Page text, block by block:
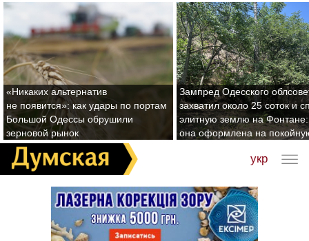
«Никаких альтернатив
не появится»: как удары по портам
Большой Одессы обрушили
зерновой рынок
Зампред Одесского
захватил около 25 соток и
элитную землю на Фонтане:
она оформлена на
укр